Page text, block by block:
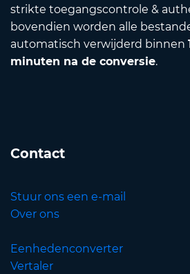
strikte toegangscontrole &
bovendien worden alle
automatisch verwijderd binnen
minuten na de conversie.
Contact
Stuur ons een e-mail
Over ons
Eenhedenconverter
Vertaler